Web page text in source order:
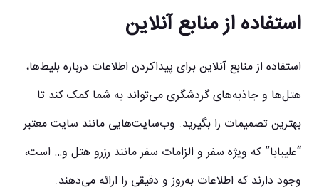
استفاده از منابع آنلاین
استفاده از منابع آنلاین برای پیداکردن اطلاعات درباره بلیط‌ها،
هتل‌ها و جاذبه‌های گردشگری می‌تواند به شما کمک کند تا
بهترین تصمیمات را بگیرید. وب‌سایت‌هایی مانند سایت معتبر
“علی‎بابا” که ویژه سفر و الزامات سفر مانند رزرو هتل و… است،
وجود دارند که اطلاعات به‌روز و دقیقی را ارائه می‌دهند.